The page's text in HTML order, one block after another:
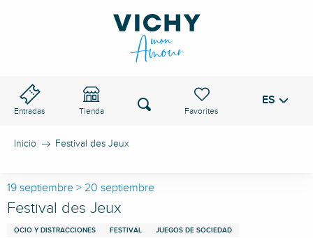
Entradas Tienda
Voir les favoris
Buscar ES
Inicio Festival des Jeux
19 septiembre > 20 septiembre
Festival des Jeux
OCIO Y DISTRACCIONES FESTIVAL JUEGOS DE SOCIEDAD